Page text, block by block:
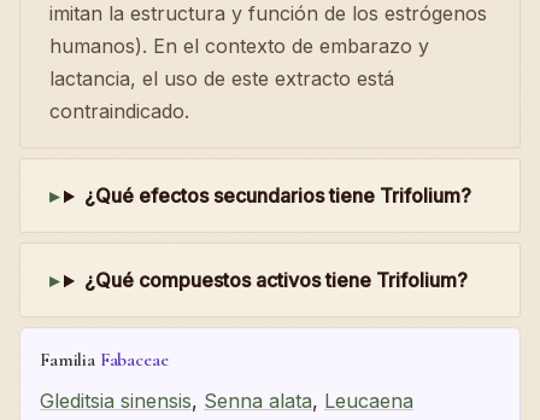
imitan la estructura y función de los estrógenos
humanos). En el contexto de embarazo y
lactancia, el uso de este extracto está
contraindicado.
¿Qué efectos secundarios tiene Trifolium?
¿Qué compuestos activos tiene Trifolium?
Familia Fabaceae
Gleditsia sinensis, Senna alata, Leucaena